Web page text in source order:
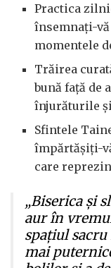
Practica
însemnați-
momentele
Trăirea
bună față de
înjurăturile
Sfintele
împărtășiți-
care
„Biserica și
aur în
spațiul sacru
mai